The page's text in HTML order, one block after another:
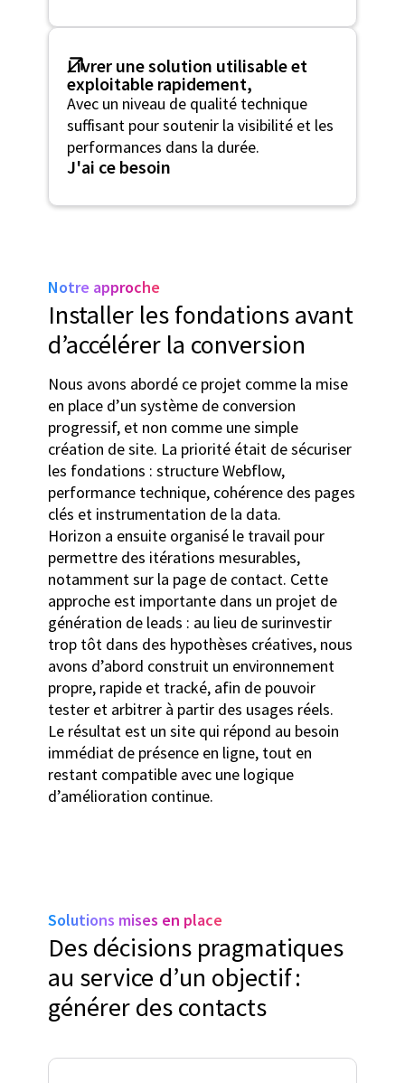
Livrer une solution utilisable et
exploitable rapidement,
Avec un niveau de qualité technique
suffisant pour soutenir la visibilité et les
performances dans la durée.
J'ai ce besoin
Notre approche
Installer les fondations avant
d’accélérer la conversion
Nous avons abordé ce projet comme la mise
en place d’un système de conversion
progressif, et non comme une simple
création de site. La priorité était de sécuriser
les fondations : structure Webflow,
performance technique, cohérence des pages
clés et instrumentation de la data.
Horizon a ensuite organisé le travail pour
permettre des itérations mesurables,
notamment sur la page de contact. Cette
approche est importante dans un projet de
génération de leads : au lieu de surinvestir
trop tôt dans des hypothèses créatives, nous
avons d’abord construit un environnement
propre, rapide et tracké, afin de pouvoir
tester et arbitrer à partir des usages réels.
Le résultat est un site qui répond au besoin
immédiat de présence en ligne, tout en
restant compatible avec une logique
d’amélioration continue.
Solutions mises en place
Des décisions pragmatiques
au service d’un objectif :
générer des contacts